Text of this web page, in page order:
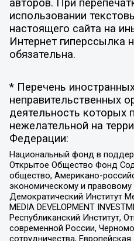
авторов. При
использовании
настоящего сайта на
Интернет гиперссылка
обязательна.
* Перечень
неправительственных
деятельность которых
нежелательной на
Федерации:
Национальный фонд в
Открытое Общество Фонд
общество, Американо-
экономическому и
Демократический Институт
MEDIA DEVELOPMENT
Республиканский Институт,
современной России,
сотрудничества,